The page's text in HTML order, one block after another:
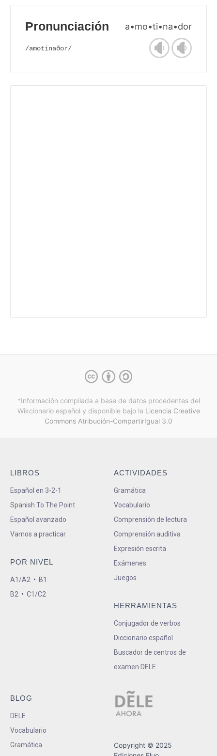
Pronunciación a•mo•ti•na•dor
/amotinaðoɾ/
*Información compilada a base de datos procedentes del
Wikcionario español y disponible bajo la Licencia Creative
Commons Atribución-CompartirIgual 3.0
LIBROS
Español en 3-2-1
Spanish To The Point
Español avanzado
Vamos a practicar
POR NIVEL
A1/A2 • B1
B2 • C1/C2
ACTIVIDADES
Gramática
Vocabulario
Comprensión de lectura
Comprensión auditiva
Expresión escrita
Exámenes
Juegos
HERRAMIENTAS
Conjugador de verbos
Diccionario español
Buscador de centros de
examen DELE
BLOG
DELE
Vocabulario
Gramática
Copyright © 2025